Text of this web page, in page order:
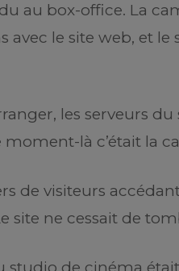
au box-office. La
avec le site web, et
les serveurs
moment-là c’était la
de visiteurs
site ne cessait de